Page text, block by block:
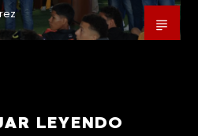
LEYENDO